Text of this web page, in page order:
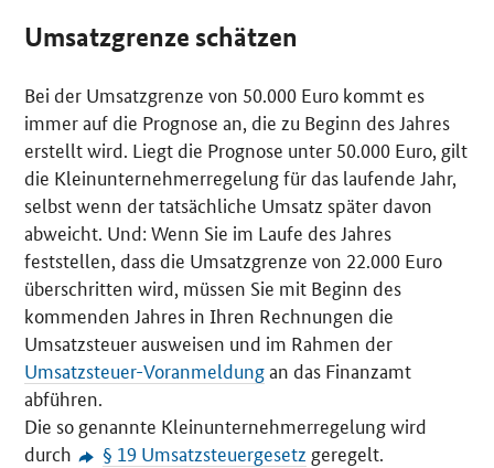
Umsatzgrenze schätzen
Bei der Umsatzgrenze von 50.000 Euro kommt es
immer auf die Prognose an, die zu Beginn des Jahres
erstellt wird. Liegt die Prognose unter 50.000 Euro, gilt
die Kleinunternehmerregelung für das laufende Jahr,
selbst wenn der tatsächliche Umsatz später davon
abweicht. Und: Wenn Sie im Laufe des Jahres
feststellen, dass die Umsatzgrenze von 22.000 Euro
überschritten wird, müssen Sie mit Beginn des
kommenden Jahres in Ihren Rechnungen die
Umsatzsteuer ausweisen und im Rahmen der
Umsatzsteuer-Voranmeldungan das Finanzamt
abführen.
Die so genannte Kleinunternehmerregelung wird
durch
§ 19 Umsatzsteuergesetz geregelt.